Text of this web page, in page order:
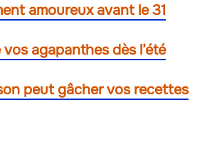
amoureux avant le 31
agapanthes dès l’été
peut gâcher vos recettes